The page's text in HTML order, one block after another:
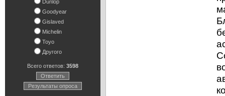
Dunlop
Goodyear
Gislaved
Michelin
Toyo
Другого
Всего ответов: 3598
Ответить
Результаты опроса